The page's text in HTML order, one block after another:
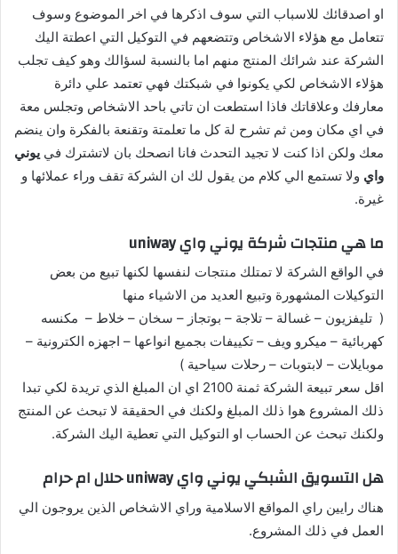
او اصدقائك للاسباب التي سوف اذكرها في اخر الموضوع وسوف
تتعامل مع هؤلاء الاشخاص وتتضعهم في التوكيل التي اعطتة اليك
الشركة عند شرائك المنتج منهم اما بالنسبة لسؤالك وهو كيف تجلب
هؤلاء الاشخاص لكي يكونوا في شبكتك فهي تعتمد علي دائرة
معارفك وعلاقاتك فاذا استطعت ان تاتي باحد الاشخاص وتجلس معة
في اي مكان ومن ثم تشرح لة كل ما تعلمتة وتقنعة بالفكرة وان ينضم
معك ولكن اذا كنت لا تجيد التحدث فانا انصحك بان لاتشترك في يوني
واي ولا تستمع الي كلام من يقول لك ان الشركة تقف وراء عملائها و
غيرة.
ما هي منتجات شركة يوني واي uniway
في الواقع الشركة لا تمتلك منتجات لنفسها لكنها تبيع من بعض
التوكيلات المشهورة وتبيع العديد من الاشياء منها
( تليفزيون – غسالة – تلاجة – بوتجاز – سخان – خلاط – مكنسه
كهربائية – ميكرو ويف – تكييفات بجميع انواعها – اجهزه الكترونية –
موبايلات – لابتوبات – رحلات سياحية )
اقل سعر تبيعة الشركة ثمنة 2100 اي ان المبلغ الذي تريدة لكي تبدا
ذلك المشروع هوا ذلك المبلغ ولكنك في الحقيقة لا تبحث عن المنتج
ولكنك تبحث عن الحساب او التوكيل التي تعطية اليك الشركة.
هل التسويق الشبكي يوني واي uniway حلال ام حرام
هناك رايين راي المواقع الاسلامية وراي الاشخاص الذين يروجون الي
العمل في ذلك المشروع.